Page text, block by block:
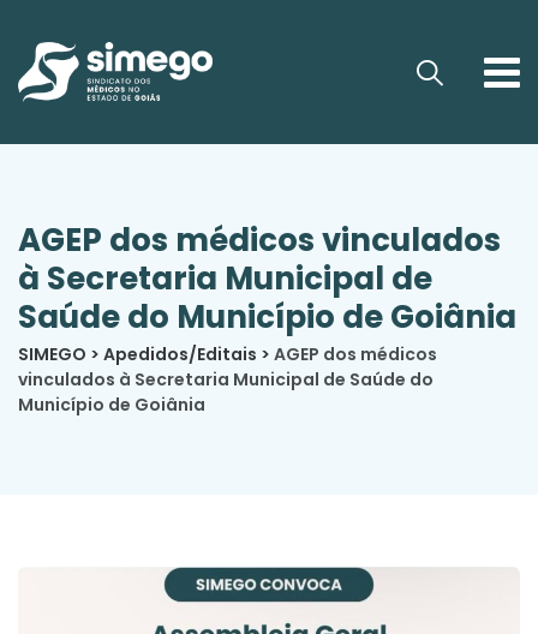
AGEP dos médicos vinculados
à Secretaria Municipal de
Saúde do Município de Goiânia
SIMEGO > Apedidos/Editais > AGEP dos médicos
vinculados à Secretaria Municipal de Saúde do
Município de Goiânia